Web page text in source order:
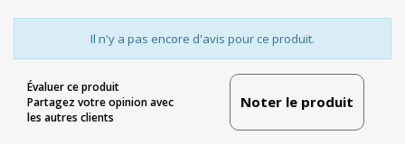
Il n'y a pas encore d'avis pour ce produit.
Évaluer ce produit
Partagez votre opinion avec
les autres clients
Noter le produit